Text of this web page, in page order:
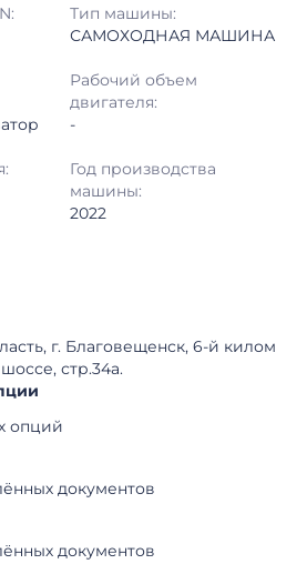
Открытые торги
50 000 ₽
Амурская Область
Тип машины:
САМОХОДНАЯ МАШИНА
Рабочий объем
двигателя:
-
Год производства
машины:
2022
г. Благовещенск, 6-й килом
стр.34а.
опций
документов
документов